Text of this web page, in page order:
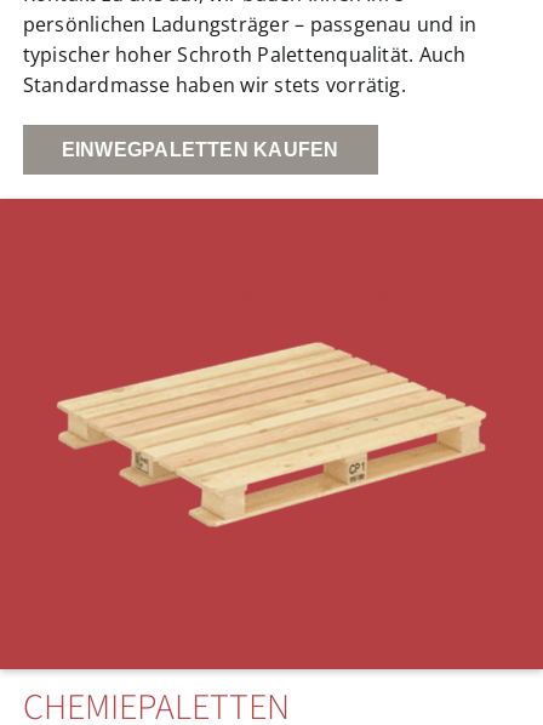
persönlichen Ladungsträger – passgenau und in
typischer hoher Schroth Palettenqualität. Auch
Standardmasse haben wir stets vorrätig.
EINWEGPALETTEN KAUFEN
CHEMIEPALETTEN